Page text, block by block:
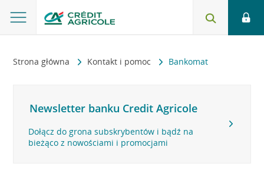
Strona główna Kontakt i pomoc Bankomat
Newsletter banku Credit Agricole
Dołącz do grona subskrybentów i bądź na
bieżąco z nowościami i promocjami